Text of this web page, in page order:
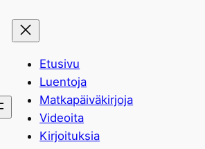
Etusivu
Luentoja
Matkapäiväkirjoja
Videoita
Kirjoituksia